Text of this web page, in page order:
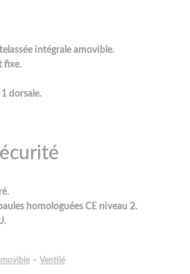
intégrale amovible.
fixe.
dorsale.
homologuées CE niveau 2.
-Ventilé